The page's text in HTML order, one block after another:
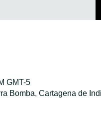
GMT-5
Bomba, Cartagena de